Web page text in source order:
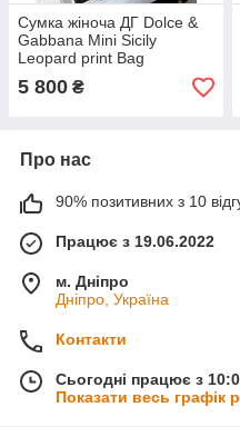
Сумка жіноча ДГ Dolce &
Gabbana Mini Sicily
Leopard print Bag
5 800 ₴
Про нас
90% позитивних з 10
Працює з 19.06.2022
м. Дніпро
Дніпро, Україна
Контакти
Сьогодні працює з
Показати весь графік